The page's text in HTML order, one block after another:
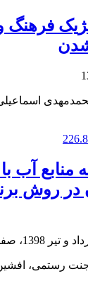
فرهنگ
شدن
اسماعیلی،
آب
در روش
جنت رستمی،